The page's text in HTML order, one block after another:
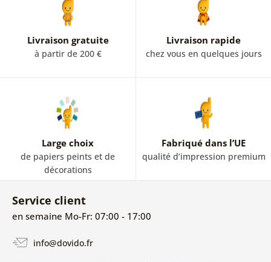
Livraison gratuite
à partir de 200 €
Livraison rapide
chez vous en quelques jours
Large choix
de papiers peints et de
décorations
Fabriqué dans l’UE
qualité d’impression premium
Service client
en semaine Mo-Fr: 07:00 - 17:00
info@dovido.fr